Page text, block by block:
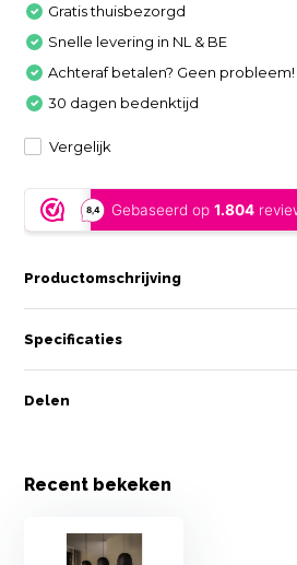
Gratis thuisbezorgd
Snelle levering in NL & BE
Achteraf betalen? Geen probleem!
30 dagen bedenktijd
Vergelijk
Productomschrijving
Specificaties
Delen
Recent bekeken